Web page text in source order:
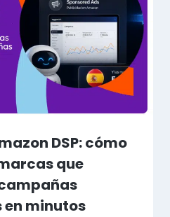
DSP: cómo
que
minutos